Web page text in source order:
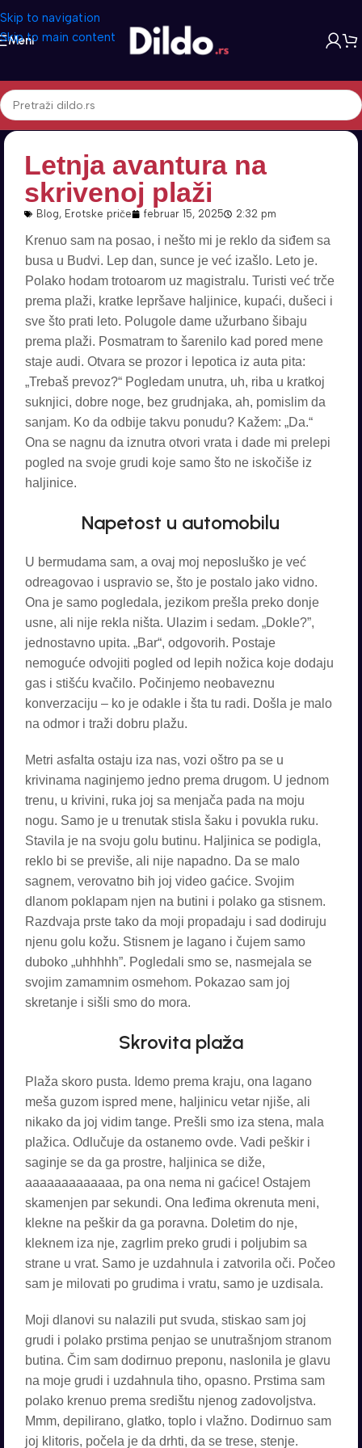
Skip to navigation
Skip to main content
Meni
Letnja avantura na
skrivenoj plaži
Blog, Erotske priče februar 15, 2025 2:32 pm
Krenuo sam na posao, i nešto mi je reklo da siđem sa
busa u Budvi. Lep dan, sunce je već izašlo. Leto je.
Polako hodam trotoarom uz magistralu. Turisti već trče
prema plaži, kratke lepršave haljinice, kupaći, dušeci i
sve što prati leto. Polugole dame užurbano šibaju
prema plaži. Posmatram to šarenilo kad pored mene
staje audi. Otvara se prozor i lepotica iz auta pita:
„Trebaš prevoz?“ Pogledam unutra, uh, riba u kratkoj
suknjici, dobre noge, bez grudnjaka, ah, pomislim da
sanjam. Ko da odbije takvu ponudu? Kažem: „Da.“
Ona se nagnu da iznutra otvori vrata i dade mi prelepi
pogled na svoje grudi koje samo što ne iskočiše iz
haljinice.
Napetost u automobilu
U bermudama sam, a ovaj moj neposluško je već
odreagovao i uspravio se, što je postalo jako vidno.
Ona je samo pogledala, jezikom prešla preko donje
usne, ali nije rekla ništa. Ulazim i sedam. „Dokle?”,
jednostavno upita. „Bar“, odgovorih. Postaje
nemoguće odvojiti pogled od lepih nožica koje dodaju
gas i stišću kvačilo. Počinjemo neobaveznu
konverzaciju – ko je odakle i šta tu radi. Došla je malo
na odmor i traži dobru plažu.
Metri asfalta ostaju iza nas, vozi oštro pa se u
krivinama naginjemo jedno prema drugom. U jednom
trenu, u krivini, ruka joj sa menjača pada na moju
nogu. Samo je u trenutak stisla šaku i povukla ruku.
Stavila je na svoju golu butinu. Haljinica se podigla,
reklo bi se previše, ali nije napadno. Da se malo
sagnem, verovatno bih joj video gaćice. Svojim
dlanom poklapam njen na butini i polako ga stisnem.
Razdvaja prste tako da moji propadaju i sad dodiruju
njenu golu kožu. Stisnem je lagano i čujem samo
duboko „uhhhhh”. Pogledali smo se, nasmejala se
svojim zamamnim osmehom. Pokazao sam joj
skretanje i sišli smo do mora.
Skrovita plaža
Plaža skoro pusta. Idemo prema kraju, ona lagano
meša guzom ispred mene, haljinicu vetar njiše, ali
nikako da joj vidim tange. Prešli smo iza stena, mala
plažica. Odlučuje da ostanemo ovde. Vadi peškir i
saginje se da ga prostre, haljinica se diže,
aaaaaaaaaaaaa, pa ona nema ni gaćice! Ostajem
skamenjen par sekundi. Ona leđima okrenuta meni,
klekne na peškir da ga poravna. Doletim do nje,
kleknem iza nje, zagrlim preko grudi i poljubim sa
strane u vrat. Samo je uzdahnula i zatvorila oči. Počeo
sam je milovati po grudima i vratu, samo je uzdisala.
Moji dlanovi su nalazili put svuda, stiskao sam joj
grudi i polako prstima penjao se unutrašnjom stranom
butina. Čim sam dodirnuo preponu, naslonila je glavu
na moje grudi i uzdahnula tiho, opasno. Prstima sam
polako krenuo prema središtu njenog zadovoljstva.
Mmm, depilirano, glatko, toplo i vlažno. Dodirnuo sam
joj klitoris, počela je da drhti, da se trese, stenje.